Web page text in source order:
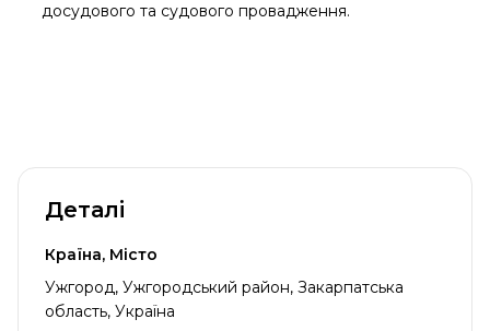
досудового та судового провадження.
Деталі
Країна, Місто
Ужгород, Ужгородський район, Закарпатська
область, Україна